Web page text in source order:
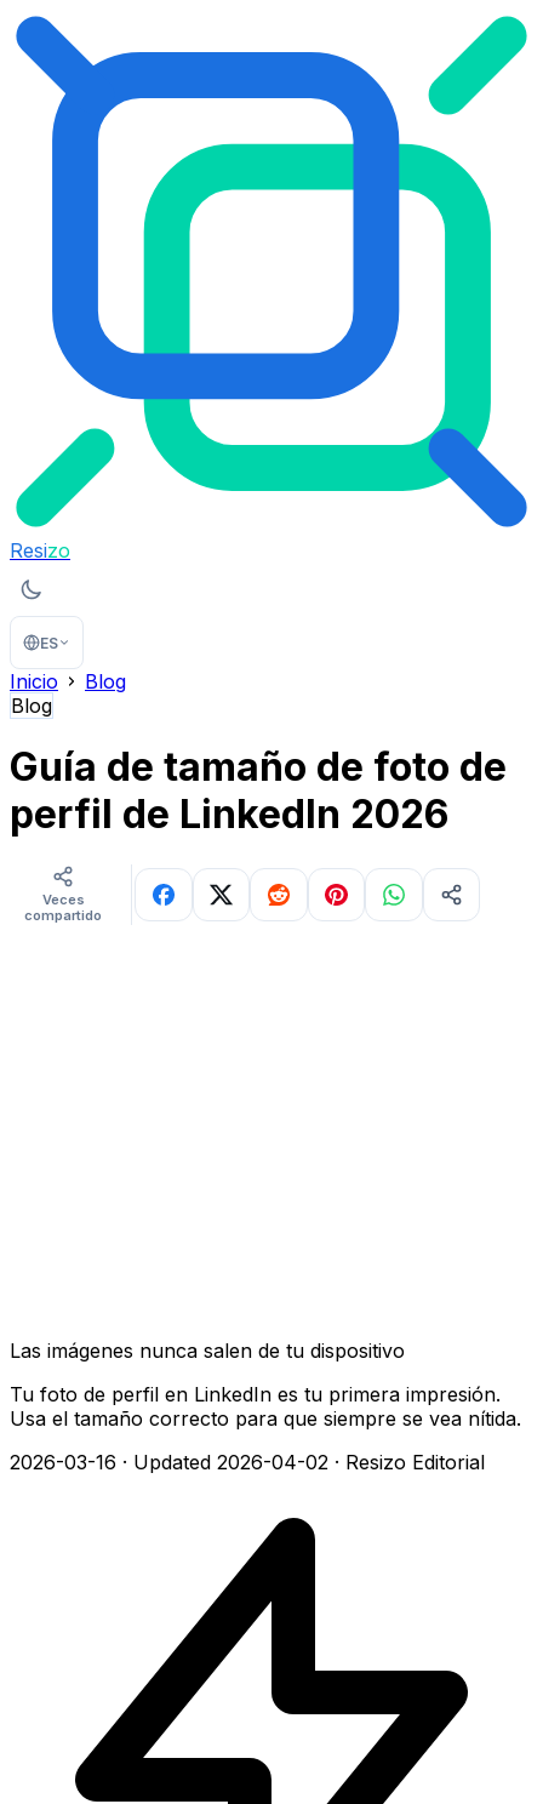
Resizo
ES
Inicio
Blog
Blog
Guía de tamaño de foto de
perfil de LinkedIn 2026
Veces
compartido
Las imágenes nunca salen de tu dispositivo
Tu foto de perfil en LinkedIn es tu primera impresión.
Usa el tamaño correcto para que siempre se vea nítida.
2026-03-16 · Updated 2026-04-02 · Resizo Editorial